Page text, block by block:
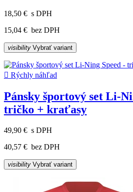
18,50 € s DPH
15,04 € bez DPH
visibility Vybrať variant
 Rýchly náhľad
Pánsky športový set Li-
tričko + kraťasy
49,90 € s DPH
40,57 € bez DPH
visibility Vybrať variant